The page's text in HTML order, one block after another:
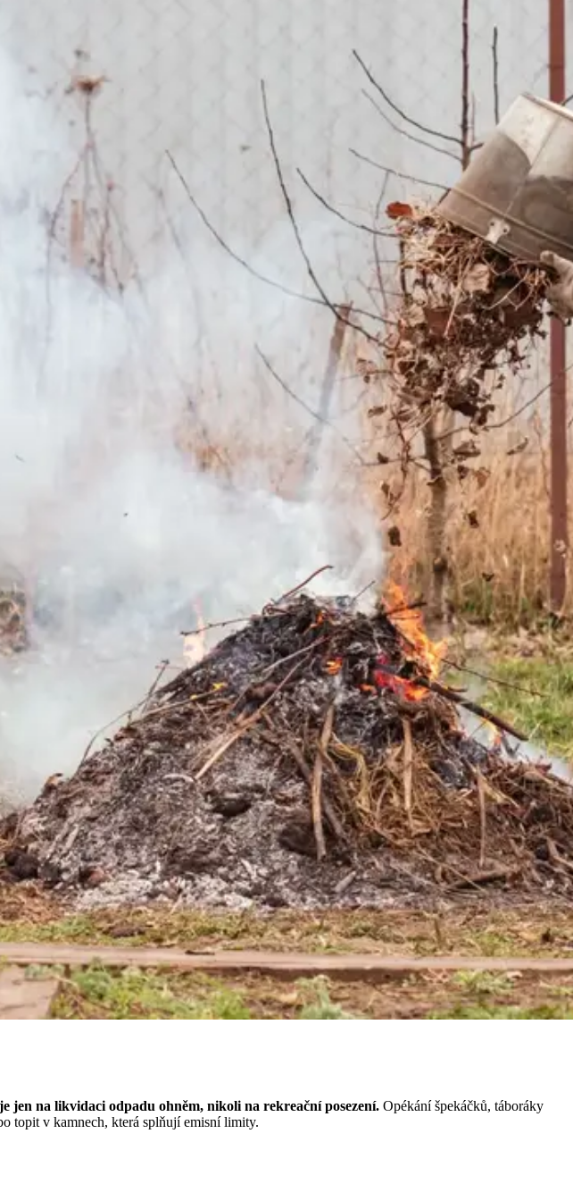
jen na likvidaci odpadu ohněm, nikoli na rekreační posezení. Opékání špekáčků, táboráky
topit v kamnech, která splňují emisní limity.